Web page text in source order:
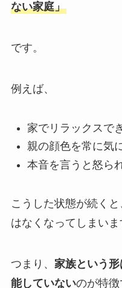
ない家庭」
です。
例えば、
家でリラックスで
親の顔色を常に気
本音を言うと怒ら
こうした状態が続く
はなくなってしまいま
つまり、 家族という
能していないのが特徴